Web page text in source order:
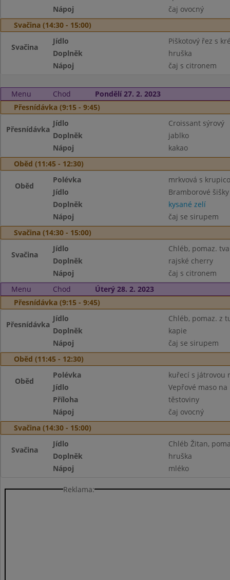
Nápoj
čaj ovocný
Svačina (14:30 - 15:00)
Svačina
Jídlo
Piškotový řez s
Doplněk
hruška
Nápoj
čaj s citronem
Menu Chod
Pondělí 27. 2. 2023
Přesnídávka (9:15 - 9:45)
Přesnídávka
Jídlo
Croissant sýrový
Doplněk
jablko
Nápoj
kakao
Oběd (11:45 - 12:30)
Oběd
Polévka
mrkvová s
Jídlo
Bramborové
Doplněk
kysané zelí
Nápoj
čaj se sirupem
Svačina (14:30 - 15:00)
Svačina
Jídlo
Chléb, pomaz.
Doplněk
rajské cherry
Nápoj
čaj s citronem
Menu
Chod
Úterý 28. 2. 2023
Přesnídávka (9:15 - 9:45)
Přesnídávka
Jídlo
Chléb, pomaz. z
Doplněk
kapie
Nápoj
čaj se sirupem
Oběd (11:45 - 12:30)
Oběd
Polévka
kuřecí s játrovou
Jídlo
Vepřové maso
Příloha
těstoviny
Nápoj
čaj ovocný
Svačina (14:30 - 15:00)
Svačina
Jídlo
Chléb Žitan,
Doplněk
hruška
Nápoj
mléko
Reklama: